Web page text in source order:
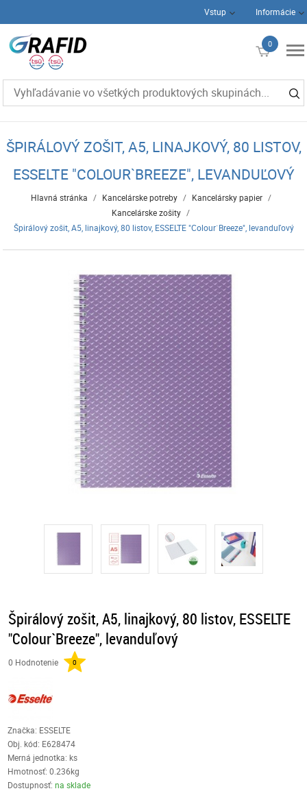
Vstup Informácie
0
€0
ŠPIRÁLOVÝ ZOŠIT, A5, LINAJKOVÝ, 80 LISTOV,
ESSELTE "COLOUR`BREEZE", LEVANDUĽOVÝ
Hlavná stránka / Kancelárske potreby / Kancelársky papier /
Kancelárske zošity /
Špirálový zošit, A5, linajkový, 80 listov, ESSELTE "Colour`Breeze", levanduľový
Špirálový zošit, A5, linajkový, 80 listov, ESSELTE
"Colour`Breeze", levanduľový
0 Hodnotenie 0
Značka: ESSELTE
Obj. kód: E628474
Merná jednotka: ks
Hmotnosť: 0.236kg
Dostupnosť:na sklade